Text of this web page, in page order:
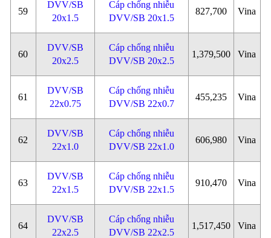
59
DVV/SB
20x1.5
Cáp chống nhiễu
DVV/SB 20x1.5
827,700 Vina
60
DVV/SB
20x2.5
Cáp chống nhiễu
DVV/SB 20x2.5
1,379,500 Vina
61
DVV/SB
22x0.75
Cáp chống nhiễu
DVV/SB 22x0.7
455,235 Vina
62
DVV/SB
22x1.0
Cáp chống nhiễu
DVV/SB 22x1.0
606,980 Vina
63
DVV/SB
22x1.5
Cáp chống nhiễu
DVV/SB 22x1.5
910,470 Vina
64
DVV/SB
22x2.5
Cáp chống nhiễu
DVV/SB 22x2.5
1,517,450 Vina